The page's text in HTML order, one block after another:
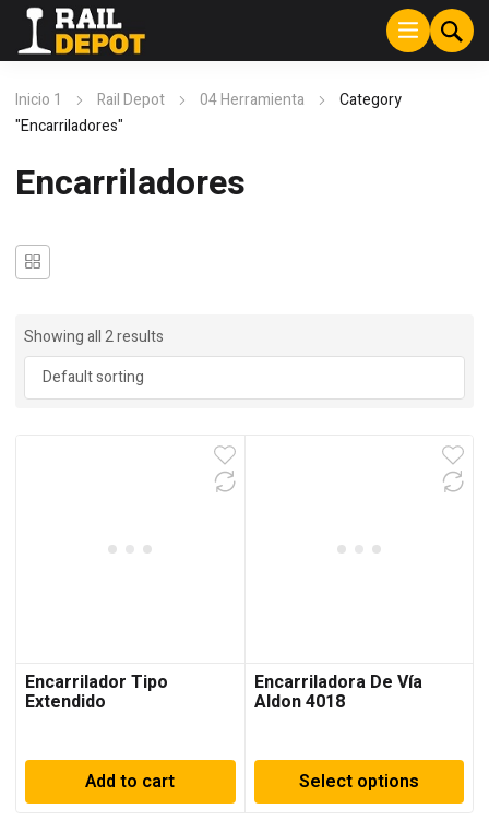
Inicio 1 Rail Depot 04 Herramienta
Category
"Encarriladores"
Encarriladores
Showing all 2 results
Encarrilador Tipo
Extendido
Add to cart
Encarriladora De Vía
Aldon 4018
Select options